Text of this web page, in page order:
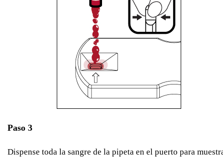
Paso 3
Dispense toda la sangre de la pipeta en el puerto para